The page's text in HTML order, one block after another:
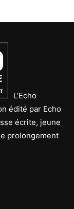
L’Echo
édité par Echo
écrite, jeune
prolongement